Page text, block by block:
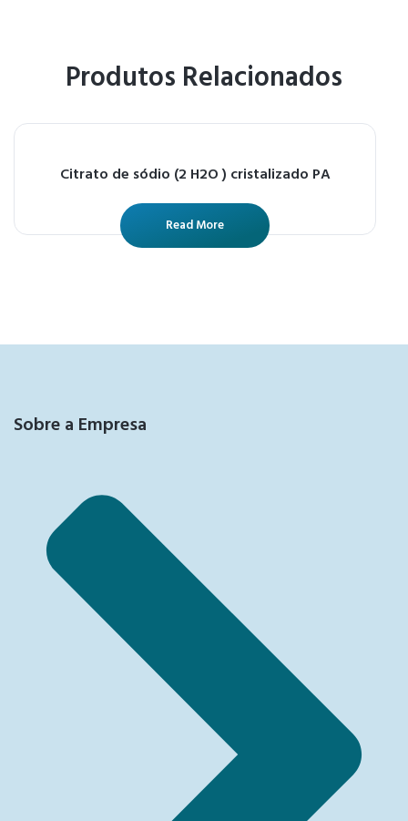
Produtos Relacionados
Citrato de sódio (2 H2O ) cristalizado PA
Read More
Sobre a Empresa